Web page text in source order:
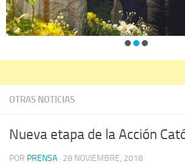
OTRAS NOTICIAS
Nueva etapa de la Acción
POR PRENSA · 28 NOVIEMBRE, 2018